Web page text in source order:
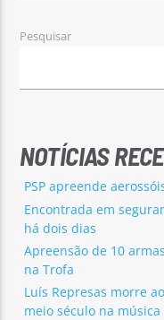
Pesquisar
NOTÍCIAS
PSP apreende
Encontrada em
há dois dias
Apreensão de 10
na Trofa
Luís Represas morre
meio século na música